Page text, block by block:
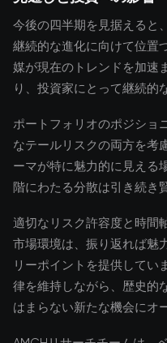
今後の四半期を見据えると
継続的な進化に向けて位置
媒が現在のトレンドを加速
り、投資家にとって継続的
ポートフォリオのポジショ
なテールリスクの両方を考
ーマが特に魅力的に見える
階にわたる分散は引き続き
適切なリスク許容度と時間
市場環境は、振り返れば魅
リーポイントを提供してい
律を維持しながら、歴史的
はまらない新たな機会にオ